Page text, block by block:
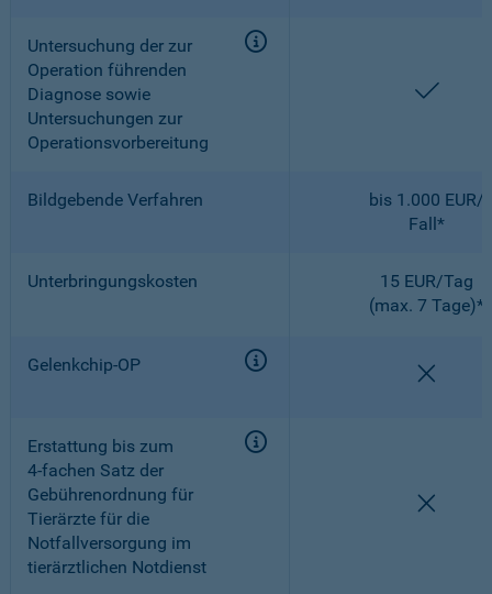
Untersuchung der zur
Operation führenden
Diagnose sowie
Untersuchungen zur
Operationsvorbereitung
Bildgebende Verfahren
bis 1.000 EUR/
Fall*
Unterbringungskosten
15 EUR/Tag
(max. 7 Tage)*
Gelenkchip-OP
Erstattung bis zum
4-fachen Satz der
Gebührenordnung für
Tierärzte für die
Notfallversorgung im
tierärztlichen Notdienst